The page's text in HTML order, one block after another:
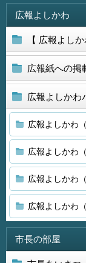
広報よしかわ
【 広報よし
広報紙への掲
広報よしかわ
広報よしかわ
広報よしかわ
広報よしかわ
広報よしかわ
市長の部屋